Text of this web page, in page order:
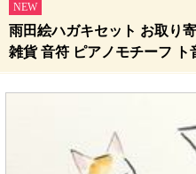
NEW
雨田絵ハガキセット お取り
雑貨 音符 ピアノモチーフ ト